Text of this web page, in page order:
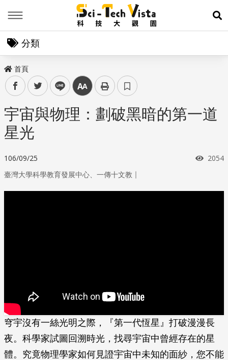
展
分類
首頁
facebooktwitter line 中
宇宙與物理：劃破黑暗的第一道
星光
106/09/25 瀏覽
2054
臺灣大學科學教育發展中心、一傳十文教 ｜
穹宇沒有一絲光明之際，『第一代恆星』打破漫漫長
夜。科學家試圖回溯時光，找尋宇宙中曾經存在的星
體。究竟物理學家如何見證宇宙中未知的面紗，您不能